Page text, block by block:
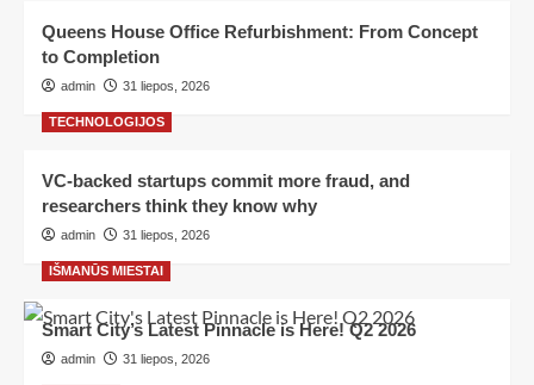
Queens House Office Refurbishment: From Concept
to Completion
admin 31 liepos, 2026
TECHNOLOGIJOS
VC-backed startups commit more fraud, and
researchers think they know why
admin 31 liepos, 2026
IŠMANŪS MIESTAI
Smart City’s Latest Pinnacle is Here! Q2 2026
admin 31 liepos, 2026